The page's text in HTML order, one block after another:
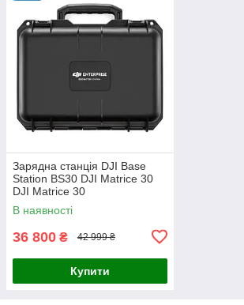
Зарядна станція DJI Base
Station BS30 DJI Matrice 30
DJI Matrice 30
В наявності
36 800 ₴ 42 999 ₴
Купити